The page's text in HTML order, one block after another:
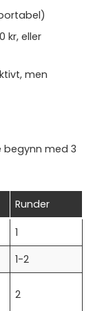
kr, eller
men
begynn med 3
Runder
1
1-2
2